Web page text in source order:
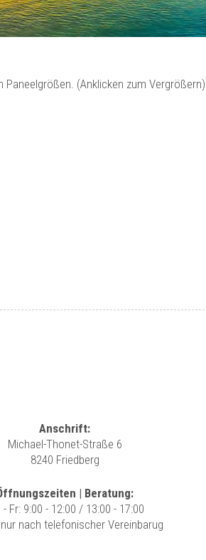
(Anklicken zum Vergrößern)
Anschrift:
Michael-Thonet-Straße 6
8240 Friedberg
| Beratung:
- Fr: 9:00 - 12:00 / 13:00 - 17:00
nach telefonischer Vereinbarug